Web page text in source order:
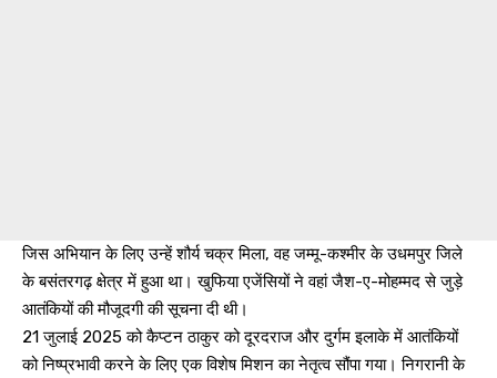
जिस अभियान के लिए उन्हें शौर्य चक्र मिला, वह जम्मू-कश्मीर के उधमपुर जिले
के बसंतरगढ़ क्षेत्र में हुआ था। खुफिया एजेंसियों ने वहां जैश-ए-मोहम्मद से जुड़े
आतंकियों की मौजूदगी की सूचना दी थी।
21 जुलाई 2025 को कैप्टन ठाकुर को दूरदराज और दुर्गम इलाके में आतंकियों
को निष्प्रभावी करने के लिए एक विशेष मिशन का नेतृत्व सौंपा गया। निगरानी के